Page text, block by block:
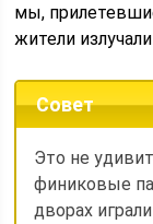
мы,
жители
Совет
Это не
финиковые
дворах